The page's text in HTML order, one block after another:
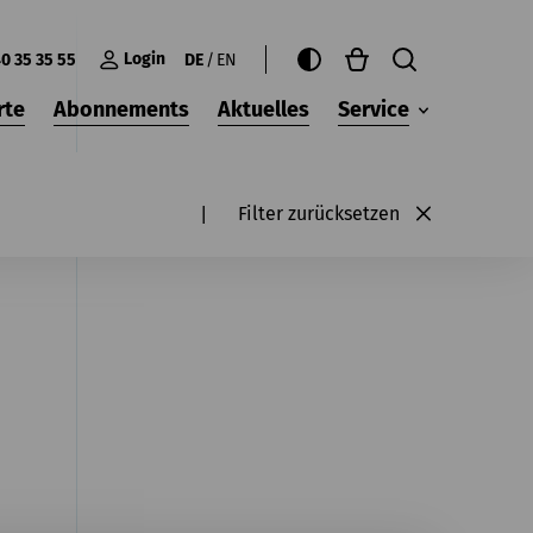
35 35 55 Login DE EN
Abonnements Aktuelles Service
Filter zurücksetzen